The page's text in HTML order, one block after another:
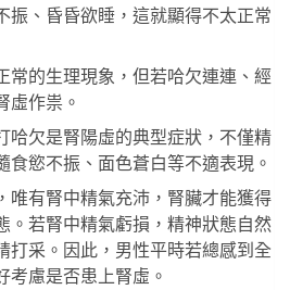
振、昏昏欲睡，這就顯得不太正常
常的生理現象，但若哈欠連連、經
虛作祟。
哈欠是腎陽虛的典型症狀，不僅精
食慾不振、面色蒼白等不適表現。
唯有腎中精氣充沛，腎臟才能獲得
。若腎中精氣虧損，精神狀態自然
打采。因此，男性平時若總感到全
考慮是否患上腎虛。